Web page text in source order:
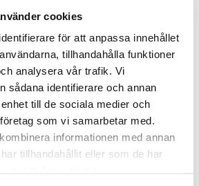
cookies
för att anpassa innehållet
tillhandahålla funktioner
analysera vår trafik. Vi
sådana identifierare och annan
till de sociala medier och
som vi samarbetar med.
informationen med annan
tillhandahållit eller som de har